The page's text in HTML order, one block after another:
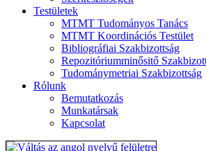
Testületek
MTMT Tudományos Tanács
MTMT Koordinációs Testület
Bibliográfiai Szakbizottság
Repozitóriumminősitő
Tudománymetriai Szakbizottság
Rólunk
Bemutatkozás
Munkatársak
Kapcsolat